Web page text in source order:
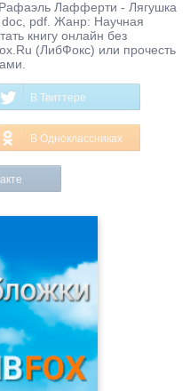
Лафферти - Лягушка
pdf. Жанр: Научная
книгу онлайн без
(ЛибФокс) или прочесть
В Твиттере
В Одноклассниках